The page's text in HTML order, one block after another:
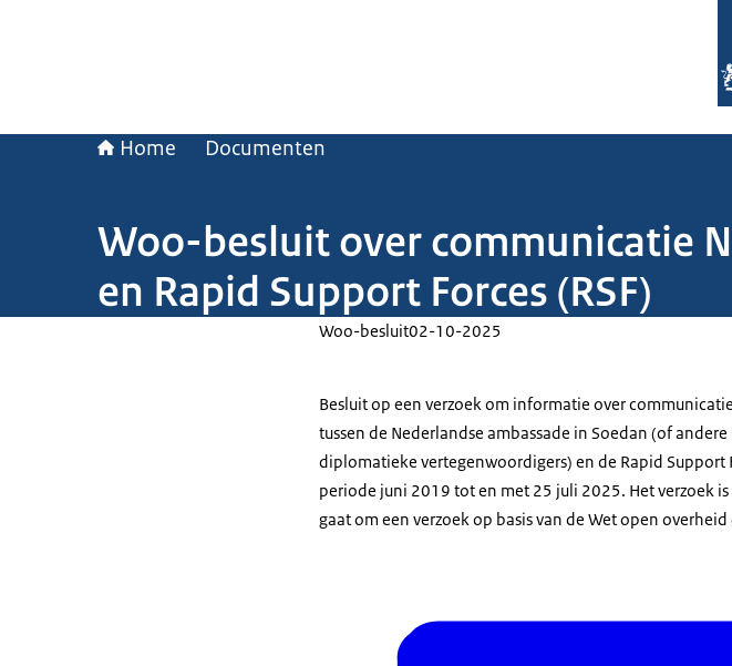
Home Documenten
Woo-besluit over communicatie
en Rapid Support Forces (RSF)
Woo-besluit02-10-2025
Besluit op een verzoek om informatie over
tussen de Nederlandse ambassade in Soedan (of
diplomatieke vertegenwoordigers) en de Rapid Support
periode juni 2019 tot en met 25 juli 2025. Het verzoek is
gaat om een verzoek op basis van de Wet open overheid